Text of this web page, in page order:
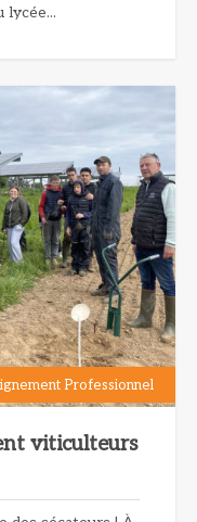
lycée...
Professionnel
viticulteurs